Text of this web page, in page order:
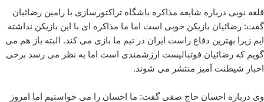
قلعه نویی درباره شایعه مذاکره باشگاه تراکتورسازی با رامین رضائیان
گفت: رضائیان بازیکن خوبی است اما ما مذاکره ای با این بازیکن نداشته
ایم زیرا بهترین دفاع راست ایران در تیم ما بازی می کند. البته باز هم می
گویم که رضائیان فوتبالیست ارزشمندی است اما به نظر می رسد برخی
اخبار شیطنت آمیز منتشر می شوند.
وی درباره احسان حاج صفی گفت: ما احسان را می خواستیم اما امروز